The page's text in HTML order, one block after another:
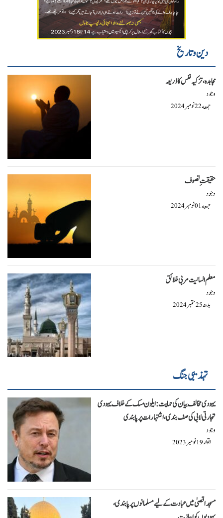
دین و تاریخ
مجاہدہ، تزکیہ نفس کا ذریعہ
وجود
جمعه22نومبر2024
حقیقتِ تصوف
وجود
جمعه01نومبر2024
معلم انسانیت مربی خلائق
وجود
بدھ25ستمبر2024
تہذیبی جنگ
یہودی مخالف بیان کی حمایت: ایلون مسک کے خلاف یہودی
تجارتی لابی کی صف بندی، اشتہارات پر پابندی
وجود
اتوار19نومبر2023
مسجد اقصیٰ میں عبادت کے لیے مسلمانوں پر پابندی،